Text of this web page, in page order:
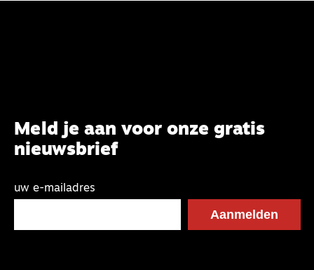
Meld je aan voor onze gratis
nieuwsbrief
uw e-mailadres